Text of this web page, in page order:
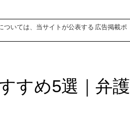
ついては、当サイトが公表する 広告掲載ポ
すめ5選｜弁護